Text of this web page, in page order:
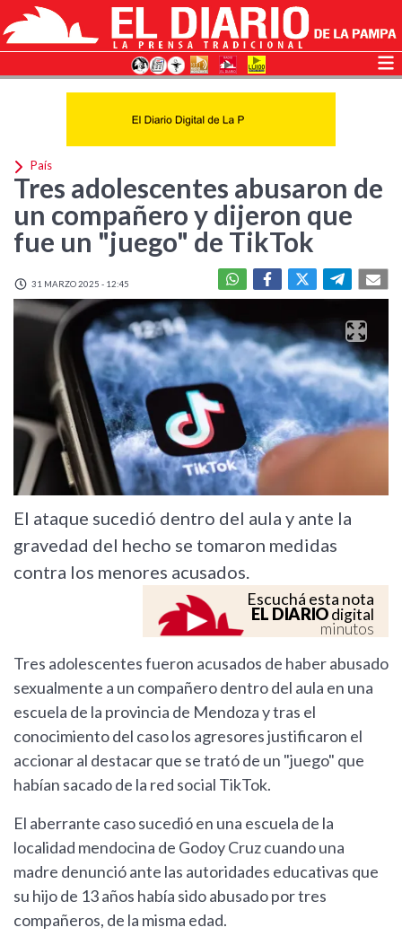
País
Tres adolescentes abusaron de
un compañero y dijeron que
fue un "juego" de TikTok
31 MARZO 2025 - 12:45
El ataque sucedió dentro del aula y ante la
gravedad del hecho se tomaron medidas
contra los menores acusados.
Escuchá esta nota
EL DIARIOdigital
minutos
Tres adolescentes fueron acusados de haber abusado
sexualmente a un compañero dentro del aula en una
escuela de la provincia de Mendoza y tras el
conocimiento del caso los agresores justificaron el
accionar al destacar que se trató de un "juego" que
habían sacado de la red social TikTok.
El aberrante caso sucedió en una escuela de la
localidad mendocina de Godoy Cruz cuando una
madre denunció ante las autoridades educativas que
su hijo de 13 años había sido abusado por tres
compañeros, de la misma edad.